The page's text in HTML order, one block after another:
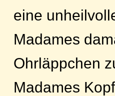
eine
Madames
Ohrläppchen
Madames